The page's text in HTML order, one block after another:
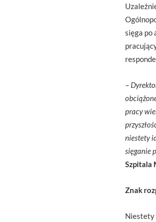
sięga po
–
pracy
niestety
sięganie
Szpitala
Znak
Niestety